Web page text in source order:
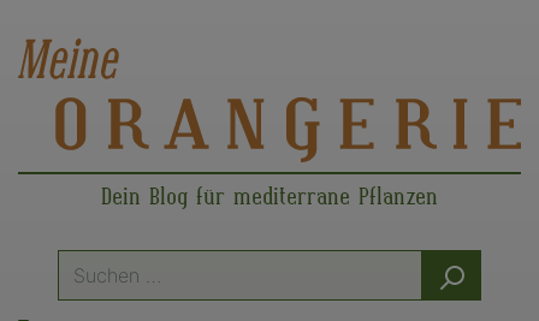
Dein Blog für mediterrane Pflanzen
Suche
nach: